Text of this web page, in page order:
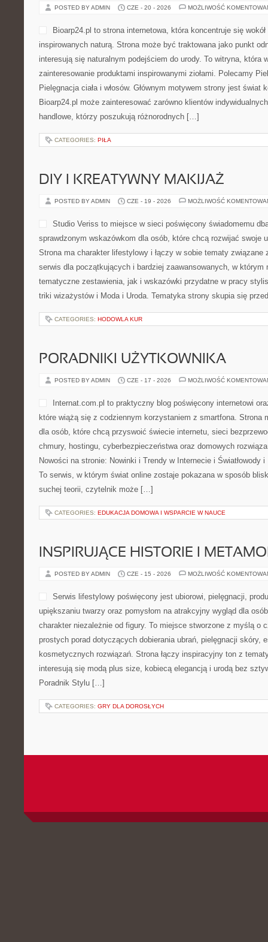
POSTED BY ADMIN CZE - 20 - 2026 MOŻLIWOŚĆ
Bioarp24.pl to strona internetowa, która koncentruje się
inspirowanych naturą. Strona może być traktowana jako punkt
interesują się naturalnym podejściem do urody. To witryna, która
zainteresowanie produktami inspirowanymi ziołami. Polecamy
Pielęgnacja ciała i włosów. Głównym motywem strony jest świat
Bioarp24.pl może zainteresować zarówno klientów
handlowe, którzy poszukują różnorodnych […]
CATEGORIES: PIŁA
DIY I KREATYWNY MAKIJAŻ
POSTED BY ADMIN CZE - 19 - 2026 MOŻLIWOŚĆ
Studio Veriss to miejsce w sieci poświęcony świadomemu
sprawdzonym wskazówkom dla osób, które chcą rozwijać swoje
Strona ma charakter lifestylowy i łączy w sobie tematy związane
serwis dla początkujących i bardziej zaawansowanych, w którym
tematyczne zestawienia, jak i wskazówki przydatne w pracy
triki wizażystów i Moda i Uroda. Tematyka strony skupia się
CATEGORIES: HODOWLA KUR
PORADNIKI UŻYTKOWNIKA
POSTED BY ADMIN CZE - 17 - 2026 MOŻLIWOŚĆ
Internat.com.pl to praktyczny blog poświęcony internetowi
które wiążą się z codziennym korzystaniem z smartfona. Strona
dla osób, które chcą przyswoić świecie internetu, sieci
chmury, hostingu, cyberbezpieczeństwa oraz domowych
Nowości na stronie: Nowinki i Trendy w Internecie i Światłowody
To serwis, w którym świat online zostaje pokazana w sposób
suchej teorii, czytelnik może […]
CATEGORIES: EDUKACJA DOMOWA I WSPARCIE W NAUCE
INSPIRUJĄCE HISTORIE I
POSTED BY ADMIN CZE - 15 - 2026 MOŻLIWOŚĆ
Serwis lifestylowy poświęcony jest ubiorowi, pielęgnacji,
upiększaniu twarzy oraz pomysłom na atrakcyjny wygląd dla
charakter niezależnie od figury. To miejsce stworzone z myślą o
prostych porad dotyczących dobierania ubrań, pielęgnacji skóry,
kosmetycznych rozwiązań. Strona łączy inspiracyjny ton z
interesują się modą plus size, kobiecą elegancją i urodą bez
Poradnik Stylu […]
CATEGORIES: GRY DLA DOROSŁYCH